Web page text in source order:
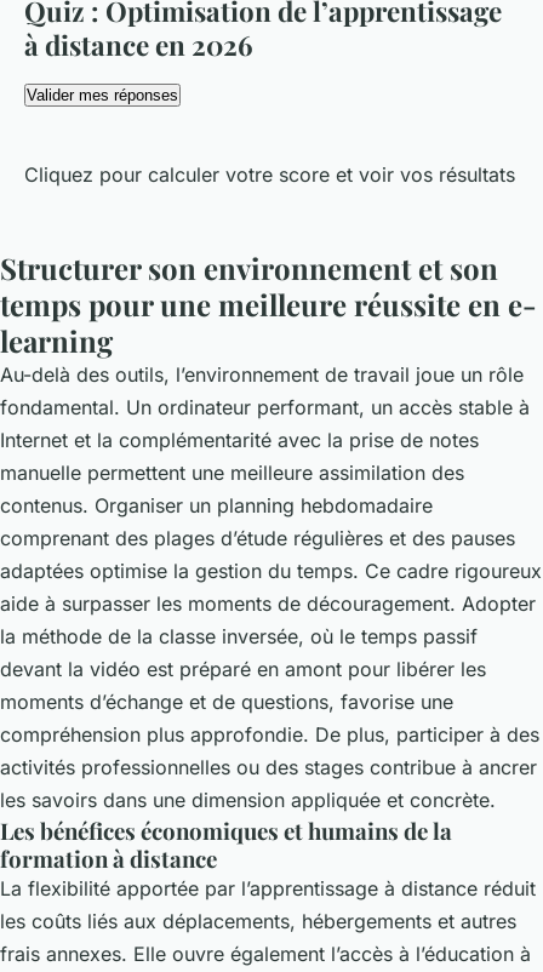
Quiz : Optimisation de l’apprentissage
à distance en 2026
Valider mes réponses
Cliquez pour calculer votre score et voir vos résultats
Structurer son environnement et son
temps pour une meilleure réussite en e-
learning
Au-delà des outils, l’environnement de travail joue un rôle
fondamental. Un ordinateur performant, un accès stable à
Internet et la complémentarité avec la prise de notes
manuelle permettent une meilleure assimilation des
contenus. Organiser un planning hebdomadaire
comprenant des plages d’étude régulières et des pauses
adaptées optimise la gestion du temps. Ce cadre rigoureux
aide à surpasser les moments de découragement. Adopter
la méthode de la classe inversée, où le temps passif
devant la vidéo est préparé en amont pour libérer les
moments d’échange et de questions, favorise une
compréhension plus approfondie. De plus, participer à des
activités professionnelles ou des stages contribue à ancrer
les savoirs dans une dimension appliquée et concrète.
Les bénéfices économiques et humains de la
formation à distance
La flexibilité apportée par l’apprentissage à distance réduit
les coûts liés aux déplacements, hébergements et autres
frais annexes. Elle ouvre également l’accès à l’éducation à